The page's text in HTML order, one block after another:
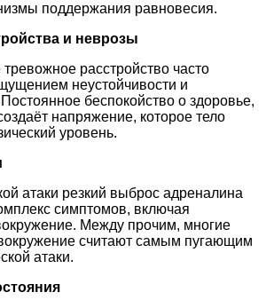
поддержания равновесия.
и неврозы
расстройство часто
неустойчивости и
беспокойство о здоровье,
напряжение, которое тело
уровень.
атаки резкий выброс адреналина
симптомов, включая
Между прочим, многие
считают самым пугающим
атаки.